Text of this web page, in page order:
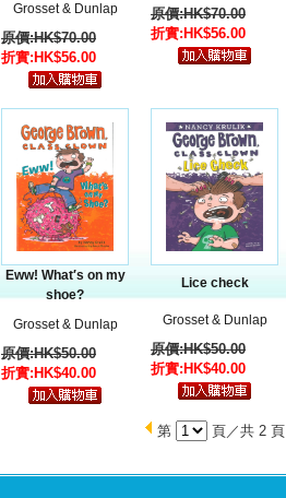
Grosset & Dunlap
原價:HK$70.00
折實:HK$56.00
原價:HK$70.00
折實:HK$56.00
Eww! What′s on my
shoe?
Grosset & Dunlap
原價:HK$50.00
折實:HK$40.00
Lice check
Grosset & Dunlap
原價:HK$50.00
折實:HK$40.00
第 頁／共 2 頁